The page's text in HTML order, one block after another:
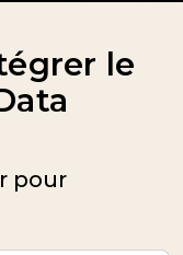
le
pour